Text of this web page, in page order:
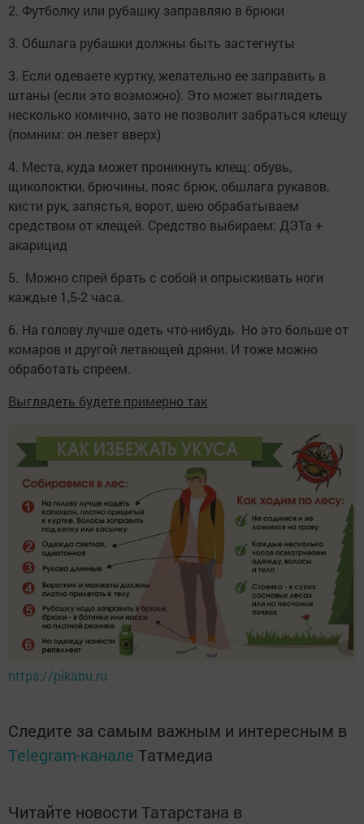
2. Футболку или рубашку заправляю в брюки
3. Обшлага рубашки должны быть застегнуты
3. Если одеваете куртку, желательно ее заправить в
штаны (если это возможно). Это может выглядеть
несколько комично, зато не позволит забраться клещу
(помним: он лезет вверх)
4. Места, куда может проникнуть клещ: обувь,
щиколоктки, брючины, пояс брюк, обшлага рукавов,
кисти рук, запястья, ворот, шею обрабатываем
средством от клещей. Средство выбираем: ДЭТа +
акарицид
5. Можно спрей брать с собой и опрыскивать ноги
каждые 1,5-2 часа.
6. На голову лучше одеть что-нибудь. Но это больше от
комаров и другой летающей дряни. И тоже можно
обработать спреем.
Выглядеть будете примерно так
https://pikabu.ru
Следите за самым важным и интересным в
Telegram-канале Татмедиа
Читайте новости Татарстана в